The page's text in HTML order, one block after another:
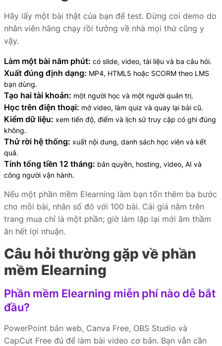
Hãy lấy một bài thật của bạn để test. Đừng coi demo do
nhân viên hãng chạy rồi tưởng về nhà mọi thứ cũng y
vậy.
Làm một bài năm phút: có slide, video, tài liệu và ba câu hỏi.
Xuất đúng định dạng: MP4, HTML5 hoặc SCORM theo LMS
bạn dùng.
Tạo hai tài khoản: một người học và một người quản trị.
Học trên điện thoại: mở video, làm quiz và quay lại bài cũ.
Kiểm dữ liệu: xem tiến độ, điểm và lịch sử truy cập có ghi đúng
không.
Thử rời hệ thống: xuất nội dung, danh sách học viên và kết
quả.
Tính tổng tiền 12 tháng: bản quyền, hosting, video, AI và
công người vận hành.
Nếu một phần mềm Elearning làm bạn tốn thêm ba bước
cho mỗi bài, nhân số đó với 100 bài. Cái giá nằm trên
trang mua chỉ là một phần; giờ làm lặp lại mới âm thầm
ăn hết lợi nhuận.
Câu hỏi thường gặp về phần
mềm Elearning
Phần mềm Elearning miễn phí nào dễ bắt
đầu?
PowerPoint bản web, Canva Free, OBS Studio và
CapCut Free đủ để làm bài video cơ bản. Bạn vẫn cần